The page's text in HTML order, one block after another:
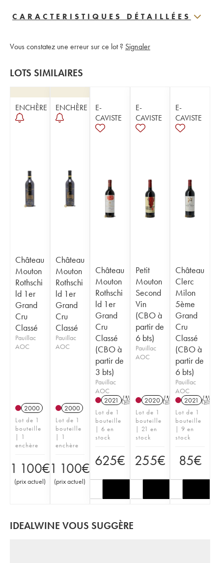
CARACTERISTIQUES DÉTAILLÉES
Vous constatez une erreur sur ce lot ? Signaler
LOTS SIMILAIRES
ENCHÈRE
Château
Mouton
Rothschi
ld 1er
Grand
Cru
Classé
Pauillac
AOC
2000
Lot de 1
bouteille
| 1
enchère
1 100€
(prix actuel)
ENCHÈRE
Château
Mouton
Rothschi
ld 1er
Grand
Cru
Classé
Pauillac
AOC
2000
Lot de 1
bouteille
| 1
enchère
1 100€
(prix actuel)
E-
CAVISTE
Château
Mouton
Rothschi
ld 1er
Grand
Cru
Classé
(CBO à
partir de
3 bts)
Pauillac
AOC
2021 T
Lot de 1
bouteille
| 6 en
stock
625€
E-
CAVISTE
Petit
Mouton
Second
Vin
(CBO à
partir de
6 bts)
Pauillac
AOC
2020 T
Lot de 1
bouteille
| 21 en
stock
255€
E-
CAVISTE
Château
Clerc
Milon
5ème
Grand
Cru
Classé
(CBO à
partir de
6 bts)
Pauillac
AOC
2021 T
Lot de 1
bouteille
| 9 en
stock
85€
IDEALWINE VOUS SUGGÈRE